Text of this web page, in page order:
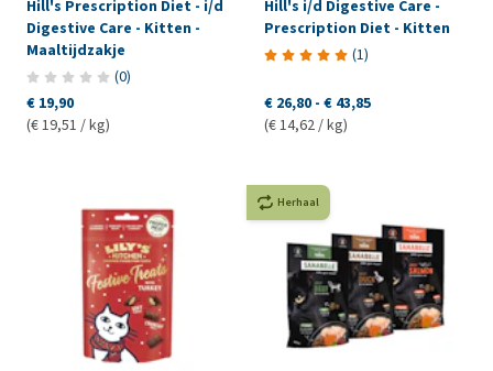
Hill's Prescription Diet - i/d
Digestive Care - Kitten -
Maaltijdzakje
(0)
€ 19,90
(€ 19,51 / kg)
Hill's i/d Digestive Care -
Prescription Diet - Kitten
(1)
€ 26,80 - € 43,85
(€ 14,62 / kg)
Herhaal